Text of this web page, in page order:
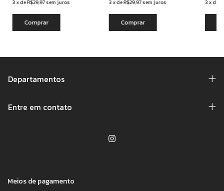
3xdeR$29,97sem juros
Comprar
3xdeR$29,97sem juros
Comprar
3 xde
Departamentos
Entre em contato
Meios de pagamento